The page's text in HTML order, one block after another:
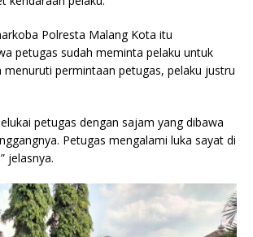
Polresta Malang Kota itu
petugas sudah meminta pelaku untuk
menuruti permintaan petugas, pelaku justru
petugas dengan sajam yang dibawa
Petugas mengalami luka sayat di
jelasnya.